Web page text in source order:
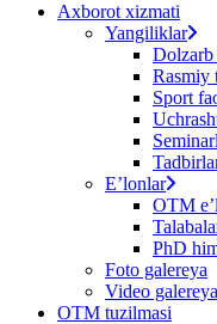
Axborot xizmati
Yangiliklar
Rasmiy
Sport
Eʼlonlar
OTM
PhD
Foto galereya
Video galereya
OTM tuzilmasi